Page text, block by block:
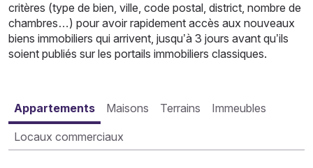
critères (type de bien, ville, code postal, district, nombre de
chambres…) pour avoir rapidement accès aux nouveaux
biens immobiliers qui arrivent, jusqu’à 3 jours avant qu’ils
soient publiés sur les portails immobiliers classiques.
Appartements Maisons Terrains Immeubles
Locaux commerciaux